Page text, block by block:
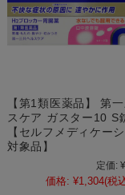
【第1類医薬品】 第
スケア ガスター10 S
【セルフメディケー
対象品】
定価:
価格: ¥1,304(税